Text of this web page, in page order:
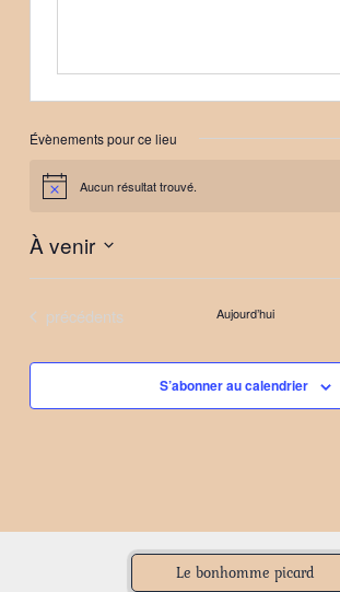
Évènements pour ce lieu
Notice Aucun résultat trouvé.
À venir
Sélectionnez
date.Évènements
précédents Aujourd’hui
S’abonner au calendrier
Le bonhomme picard